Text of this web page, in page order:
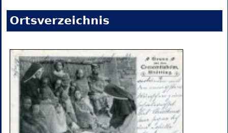
Ortsverzeichnis